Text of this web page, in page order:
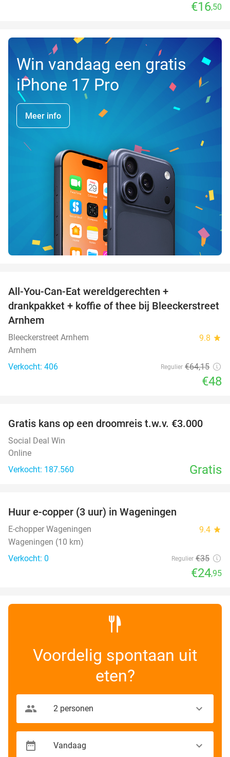
€16,50
Win vandaag een gratis
iPhone 17 Pro
Meer info
All-You-Can-Eat wereldgerechten +
drankpakket + koffie of thee bij Bleeckerstreet
Arnhem
Bleeckerstreet Arnhem 9.8 star
Arnhem
Verkocht: 406
Regulier €64,15
€48
Gratis kans op een droomreis t.w.v. €3.000
Social Deal Win
Online
Verkocht: 187.560
Gratis
TODAY
Huur e-copper (3 uur) in Wageningen
E-chopper Wageningen 9.4 star
Wageningen (10 km)
Verkocht: 0
Regulier €35
€24,95
Voordelig spontaan uit
eten?